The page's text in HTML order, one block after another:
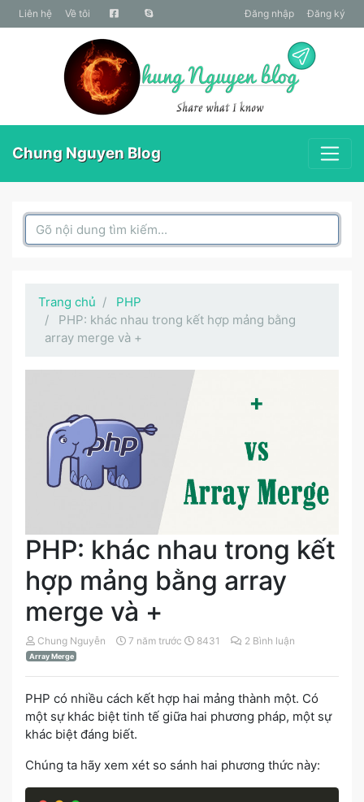
liên hệ Về tôi Đăng nhập Đăng ký
Chung Nguyen Blog
Search Box
Trang chủ
PHP
PHP: khác nhau trong kết hợp mảng bằng
array merge và +
PHP: khác nhau trong kết
hợp mảng bằng array
merge và +
Chung Nguyễn 7 năm trước 8431 2 Bình luận
Array Merge
PHP có nhiều cách kết hợp hai mảng thành một. Có
một sự khác biệt tinh tế giữa hai phương pháp, một sự
khác biệt đáng biết.
Chúng ta hãy xem xét so sánh hai phương thức này: